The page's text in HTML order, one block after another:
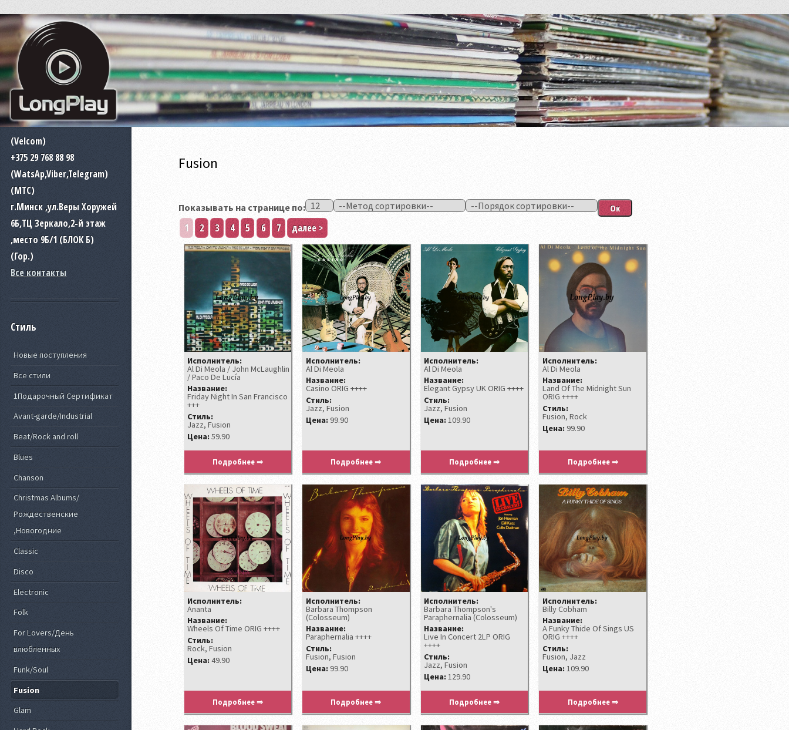
Fusion
Показывать на странице по:
1 2 3 4 5 6 7 далее >
Исполнитель:
Al Di Meola / John McLaughlin
/ Paco De Lucía
Название:
Friday Night In San Francisco
+++
Стиль:
Jazz, Fusion
Цена: 59.90
Подробнее ⇒
Исполнитель:
Al Di Meola
Название:
Casino ORIG ++++
Стиль:
Jazz, Fusion
Цена: 99.90
Подробнее ⇒
Исполнитель:
Al Di Meola
Название:
Elegant Gypsy UK ORIG ++++
Стиль:
Jazz, Fusion
Цена: 109.90
Подробнее ⇒
Исполнитель:
Al Di Meola
Название:
Land Of The Midnight Sun
ORIG ++++
Стиль:
Fusion, Rock
Цена: 99.90
Подробнее ⇒
Исполнитель:
Ananta
Название:
Wheels Of Time ORIG ++++
Стиль:
Rock, Fusion
Цена: 49.90
Подробнее ⇒
Исполнитель:
Barbara Thompson
(‎Colosseum)
Название:
Paraphernalia ++++
Стиль:
Fusion, Fusion
Цена: 99.90
Подробнее ⇒
Исполнитель:
Barbara Thompson's
Paraphernalia (Colosseum)
Название:
Live In Concert 2LP ORIG
++++
Стиль:
Jazz, Fusion
Цена: 129.90
Подробнее ⇒
Исполнитель:
Billy Cobham
Название:
A Funky Thide Of Sings US
ORIG ++++
Стиль:
Fusion, Jazz
Цена: 109.90
Подробнее ⇒
(Velcom)
+375 29 768 88 98
(WatsAp,Viber,Telegram)
(MTC)
г.Минск ,ул.Веры Хоружей
6Б,ТЦ Зеркало,2-й этаж
,место 9Б/1 (БЛОК Б)
(Гор.)
Все контакты
Стиль
Новые поступления
Все стили
1Подарочный Сертификат
Avant-garde/Industrial
Beat/Rock and roll
Blues
Chanson
Christmas Albums/
Рождественские
,Новогодние
Classic
Disco
Electronic
Folk
For Lovers/День
влюбленных
Funk/Soul
Fusion
Glam